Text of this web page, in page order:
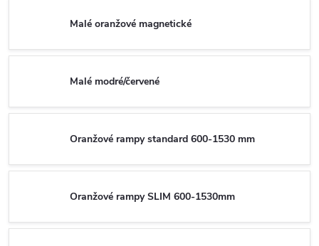
Malé oranžové magnetické
Malé modré/červené
Oranžové rampy standard 600-1530 mm
Oranžové rampy SLIM 600-1530mm